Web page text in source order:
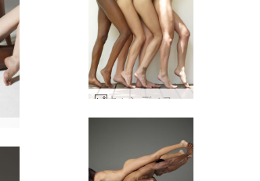
キャンディス エンジェリー バレリー キキ ポーズ #52